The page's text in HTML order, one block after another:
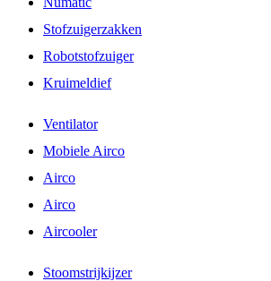
Stofzuigerzakken
Robotstofzuiger
Kruimeldief
Ventilator
Mobiele Airco
Airco
Airco
Aircooler
Stoomstrijkijzer